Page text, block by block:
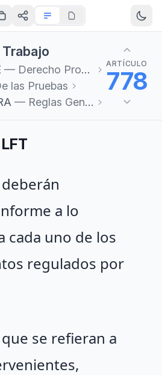
— Derecho Procesal del Trabajo
las Pruebas
— Reglas Generales
ARTÍCULO
778
a lo
cada uno de los
regulados por
se refieran a